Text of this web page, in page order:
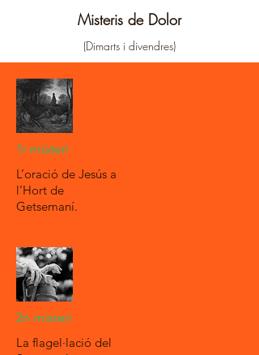
Misteris de Dolor
(Dimarts i divendres)
1r misteri
L’oració de Jesús a
l’Hort de
Getsemaní.
2n misteri
La flagel·lació del